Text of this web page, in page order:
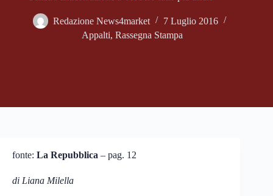
Redazione News4market
7 Luglio 2016
Appalti,Rassegna Stampa
fonte: La Repubblica – pag. 12
di Liana Milella